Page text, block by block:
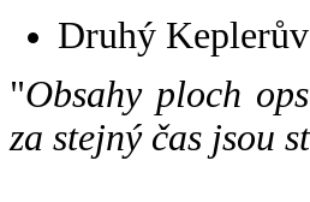
Druhý
"Obsahy ploch
za stejný čas jsou